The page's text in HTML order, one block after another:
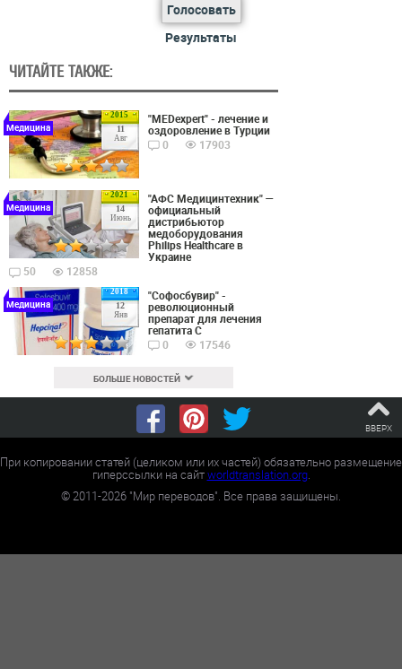
Голосовать
Результаты
ЧИТАЙТЕ ТАКЖЕ:
2015
11
Авг
Медицина
"MEDexpert" - лечение и
оздоровление в Турции
0
17903
2021
14
Июнь
Медицина
"АФС Медицинтехник" —
официальный
дистрибьютор
медоборудования
Philips Healthcare в
Украине
50
12858
2018
12
Янв
Медицина
"Софосбувир" -
революционный
препарат для лечения
гепатита С
0
17546
БОЛЬШЕ НОВОСТЕЙ
ВВЕРХ
При копировании статей (целиком или их частей) обязательно размещение
гиперссылки на сайтworldtranslation.org.
©2011-2026 "Мир переводов". Все права защищены.